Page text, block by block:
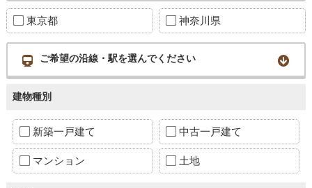
東京都 神奈川県
ご希望の沿線・駅を選んでください
建物種別
新築一戸建て 中古一戸建て
マンション 土地